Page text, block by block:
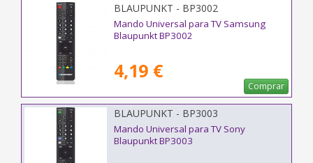
BLAUPUNKT - BP3002
Mando Universal para TV Samsung
Blaupunkt BP3002
4,19 €
Comprar
BLAUPUNKT - BP3003
Mando Universal para TV Sony
Blaupunkt BP3003